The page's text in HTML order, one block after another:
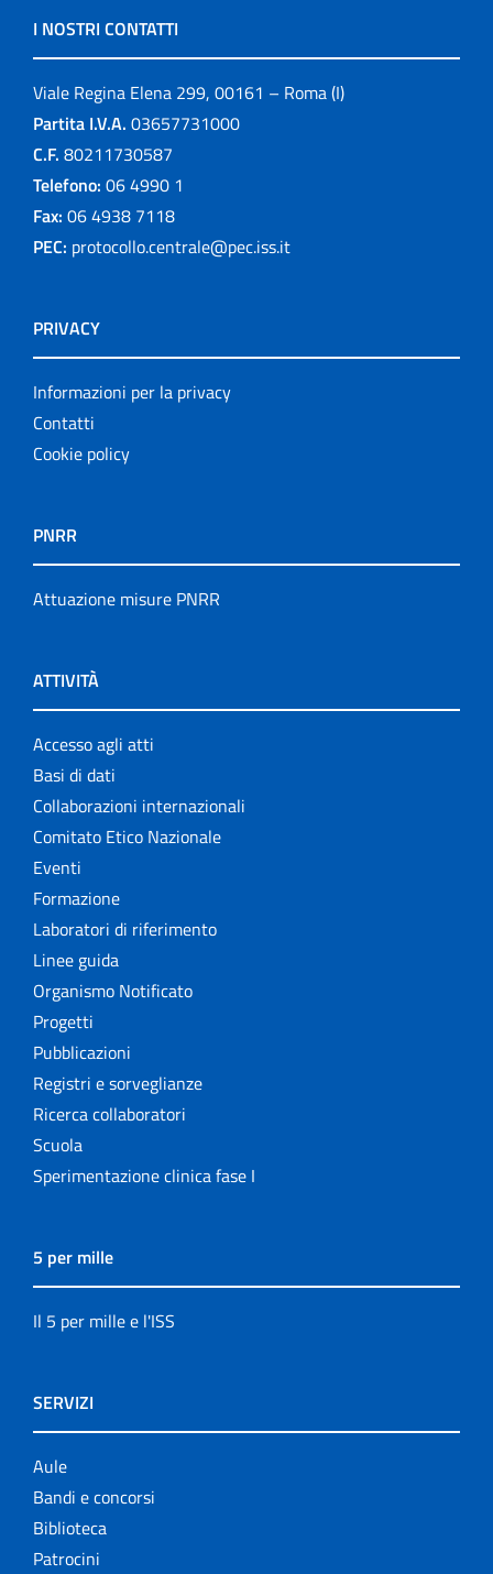
I NOSTRI CONTATTI
Viale Regina Elena 299, 00161 – Roma (I)
Partita I.V.A. 03657731000
C.F. 80211730587
Telefono: 06 4990 1
Fax: 06 4938 7118
PEC: protocollo.centrale@pec.iss.it
PRIVACY
Informazioni per la privacy
Contatti
Cookie policy
PNRR
Attuazione misure PNRR
ATTIVITÀ
Accesso agli atti
Basi di dati
Collaborazioni internazionali
Comitato Etico Nazionale
Eventi
Formazione
Laboratori di riferimento
Linee guida
Organismo Notificato
Progetti
Pubblicazioni
Registri e sorveglianze
Ricerca collaboratori
Scuola
Sperimentazione clinica fase I
5 per mille
Il 5 per mille e l'ISS
SERVIZI
Aule
Bandi e concorsi
Biblioteca
Patrocini